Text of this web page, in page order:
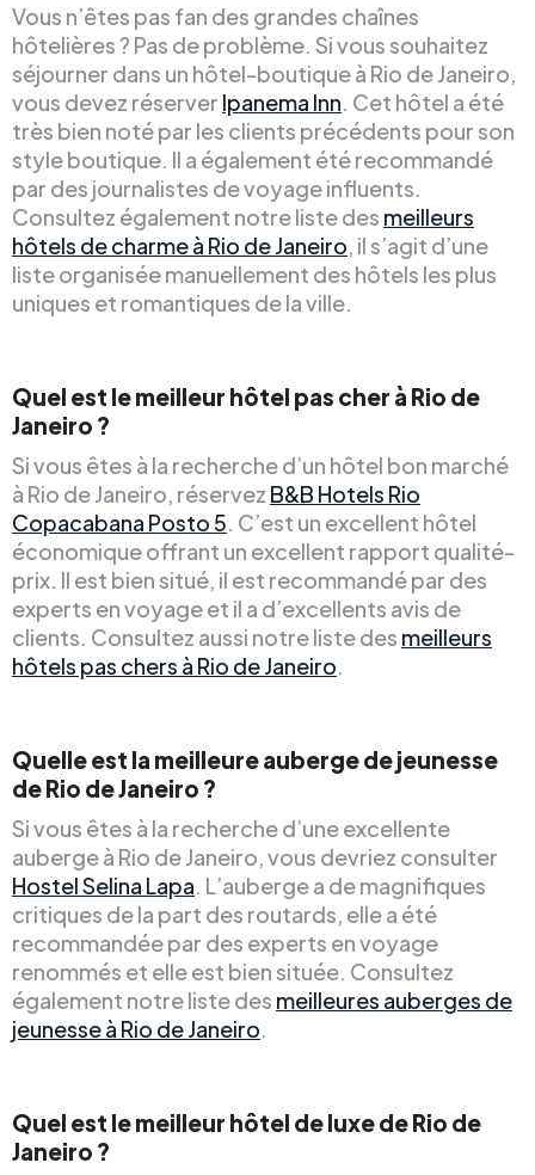
Vous n’êtes pas fan des grandes chaînes
hôtelières ? Pas de problème. Si vous souhaitez
séjourner dans un hôtel-boutique à Rio de Janeiro,
vous devez réserver Ipanema Inn. Cet hôtel a été
très bien noté par les clients précédents pour son
style boutique. Il a également été recommandé
par des journalistes de voyage influents.
Consultez également notre liste des meilleurs
hôtels de charme à Rio de Janeiro, il s’agit d’une
liste organisée manuellement des hôtels les plus
uniques et romantiques de la ville.
Quel est le meilleur hôtel pas cher à Rio de
Janeiro ?
Si vous êtes à la recherche d’un hôtel bon marché
à Rio de Janeiro, réservez B&B Hotels Rio
Copacabana Posto 5. C’est un excellent hôtel
économique offrant un excellent rapport qualité-
prix. Il est bien situé, il est recommandé par des
experts en voyage et il a d’excellents avis de
clients. Consultez aussi notre liste des meilleurs
hôtels pas chers à Rio de Janeiro.
Quelle est la meilleure auberge de jeunesse
de Rio de Janeiro ?
Si vous êtes à la recherche d’une excellente
auberge à Rio de Janeiro, vous devriez consulter
Hostel Selina Lapa. L’auberge a de magnifiques
critiques de la part des routards, elle a été
recommandée par des experts en voyage
renommés et elle est bien située. Consultez
également notre liste des meilleures auberges de
jeunesse à Rio de Janeiro.
Quel est le meilleur hôtel de luxe de Rio de
Janeiro ?